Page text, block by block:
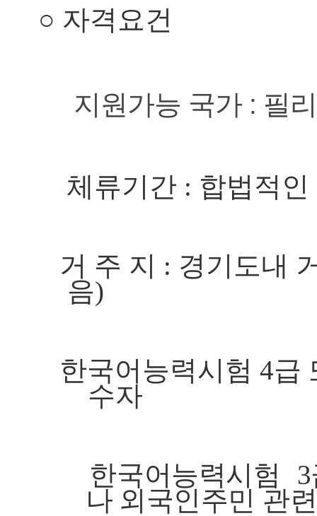
○ 자격요건
지원가능 국가 : 필
체류기간 : 합법적
거 주 지 : 경기도내
음)
한국어능력시험 4급
수자
한국어능력시험 3
나 외국인주민 관